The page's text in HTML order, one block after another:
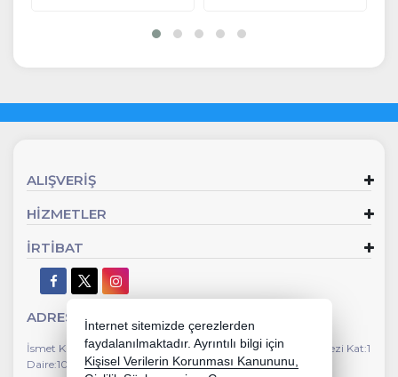
ALIŞVERİŞ
HİZMETLER
İRTİBAT
ADRES
İsmet Kaptan Mahallesi Gazi Bulvarı No:112 Susuzlu İş Merkezi Kat:1
Daire:104 Çankaya İzmir
İnternet sitemizde çerezlerden
faydalanılmaktadır. Ayrıntılı bilgi için
Kişisel Verilerin Korunması Kanununu,